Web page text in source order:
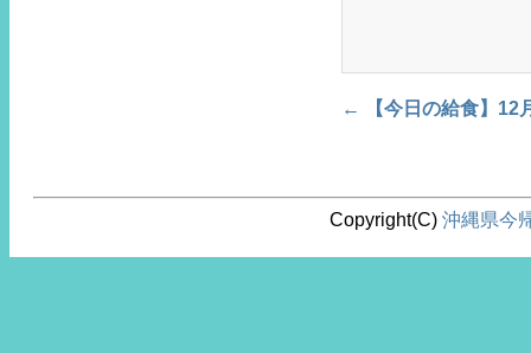
Post navigation
← 【今日の給食】12
Copyright(C)沖縄県今